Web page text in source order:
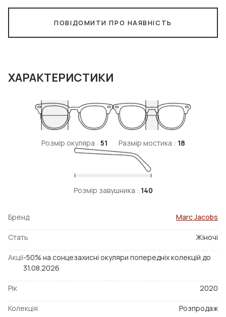
ПОВІДОМИТИ ПРО НАЯВНІСТЬ
ХАРАКТЕРИСТИКИ
Розмір окуляра : 51 Размір мостика : 18
Розмір завушника : 140
Бренд Marc Jacobs
Стать Жіночі
Акції-50% на сонцезахисні окуляри попередніх колекцій до
31.08.2026
Рік 2020
Колекція Розпродаж